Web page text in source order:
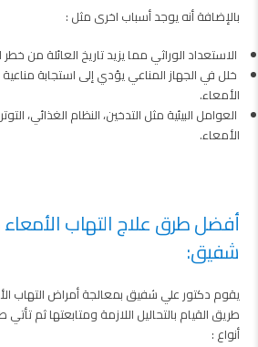
بالإضافة أنه يوجد أسباب اخرى مثل :
الاستعداد الوراثي مما يزيد تاريخ العائلة من خطر
خلل في الجهاز المناعي يؤدي إلى استجابة
الأمعاء.
العوامل البيئية مثل التدخين، النظام الغذائي،
الأمعاء.
أفضل طرق علاج التهاب
شفيق:
يقوم دكتور علي شفيق بمعالجة أمراض التهاب
طريق القيام بالتحاليل اللازمة ومتابعتها ثم
أنواع :